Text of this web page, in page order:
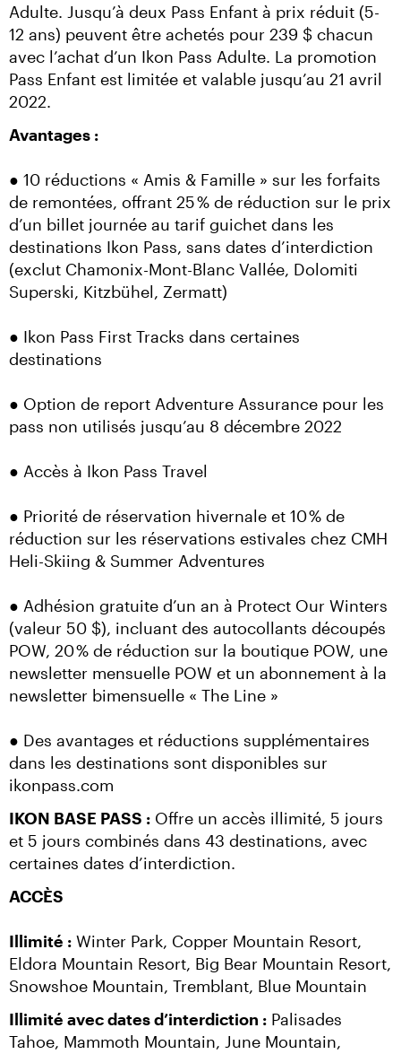
Adulte. Jusqu’à deux Pass Enfant à prix réduit (5-
12 ans) peuvent être achetés pour 239 $ chacun
avec l’achat d’un Ikon Pass Adulte. La promotion
Pass Enfant est limitée et valable jusqu’au 21 avril
2022.
Avantages :
● 10 réductions « Amis & Famille » sur les forfaits
de remontées, offrant 25 % de réduction sur le prix
d’un billet journée au tarif guichet dans les
destinations Ikon Pass, sans dates d’interdiction
(exclut Chamonix-Mont-Blanc Vallée, Dolomiti
Superski, Kitzbühel, Zermatt)
● Ikon Pass First Tracks dans certaines
destinations
● Option de report Adventure Assurance pour les
pass non utilisés jusqu’au 8 décembre 2022
● Accès à Ikon Pass Travel
● Priorité de réservation hivernale et 10 % de
réduction sur les réservations estivales chez CMH
Heli-Skiing & Summer Adventures
● Adhésion gratuite d’un an à Protect Our Winters
(valeur 50 $), incluant des autocollants découpés
POW, 20 % de réduction sur la boutique POW, une
newsletter mensuelle POW et un abonnement à la
newsletter bimensuelle « The Line »
● Des avantages et réductions supplémentaires
dans les destinations sont disponibles sur
ikonpass.com
IKON BASE PASS : Offre un accès illimité, 5 jours
et 5 jours combinés dans 43 destinations, avec
certaines dates d’interdiction.
ACCÈS
Illimité : Winter Park, Copper Mountain Resort,
Eldora Mountain Resort, Big Bear Mountain Resort,
Snowshoe Mountain, Tremblant, Blue Mountain
Illimité avec dates d’interdiction : Palisades
Tahoe, Mammoth Mountain, June Mountain,